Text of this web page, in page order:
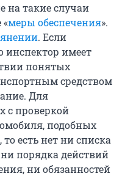
на такие случаи
меры обеспечения».
. Если
инспектор имеет
понятых
средством
Для
с проверкой
подобных
есть нет ни списка
порядка действий
ни обязанностей